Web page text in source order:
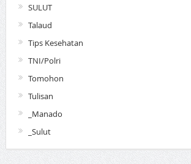
SULUT
Talaud
Tips Kesehatan
TNI/Polri
Tomohon
Tulisan
_Manado
_Sulut